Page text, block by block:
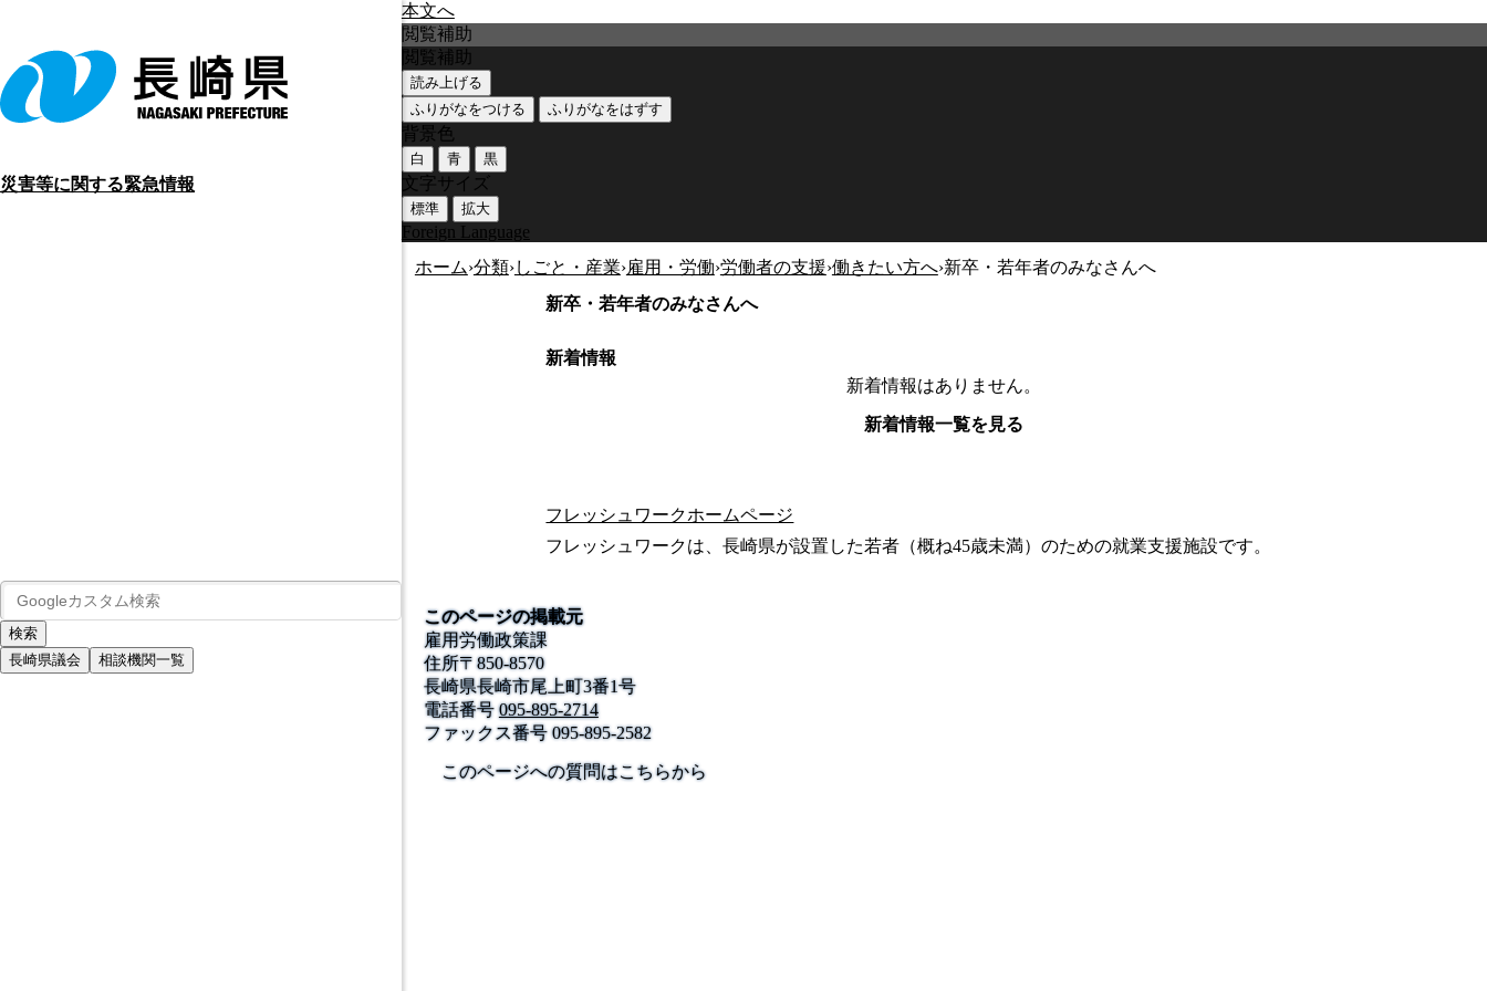
本文へ
災害等に関する緊急情報
長崎県議会 相談機関一覧
閲覧補助
閲覧補助
読み上げる
ふりがなをつける
ふりがなをはずす
背景色
白 青 黒
文字サイズ
標準 拡大
Foreign Language
ホーム›分類›しごと・産業›雇用・労働›労働者の支援›働きたい方へ›新卒・若年者のみなさんへ
新卒・若年者のみなさんへ
新着情報
新着情報はありません。
新着情報一覧を見る
フレッシュワークホームページ
フレッシュワークは、長崎県が設置した若者（概ね45歳未満）のための就業支援施設です。
このページの掲載元
雇用労働政策課
住所〒850-8570
長崎県長崎市尾上町3番1号
電話番号 095-895-2714
ファックス番号095-895-2582
このページへの質問はこちらから
公式SNS
このサイトについて
長崎県庁